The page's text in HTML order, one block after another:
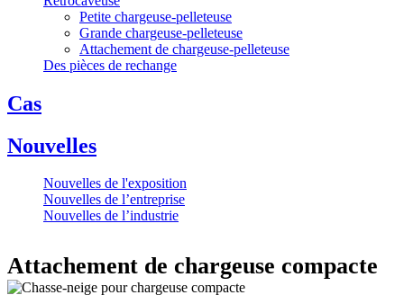
Petite chargeuse-pelleteuse
Grande chargeuse-pelleteuse
Attachement de chargeuse-pelleteuse
Des pièces de rechange
Cas
Nouvelles
Nouvelles de l'exposition
Nouvelles de l’entreprise
Nouvelles de l’industrie
Attachement de chargeuse compacte